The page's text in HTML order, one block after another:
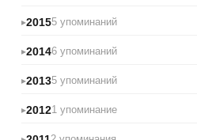
20155 упоминаний
20146 упоминаний
20135 упоминаний
20121 упоминание